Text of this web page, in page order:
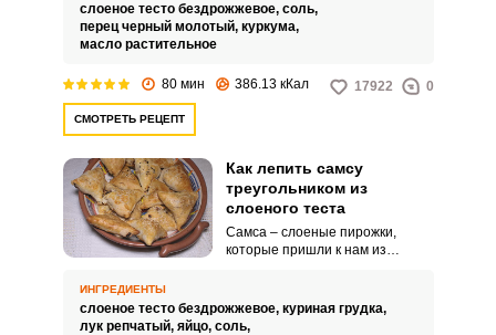
слоеное тесто бездрожжевое, соль,
перец черный молотый, куркума,
масло растительное
80 мин 386.13 кКал 17922 0
СМОТРЕТЬ РЕЦЕПТ
Как лепить самсу
треугольником из
слоеного теста
Самса – слоеные пирожки,
которые пришли к нам из
правильно завернуть тесто мы
расскажем в этом рецепте.
ИНГРЕДИЕНТЫ
слоеное тесто бездрожжевое, куриная грудка,
лук репчатый, яйцо, соль,